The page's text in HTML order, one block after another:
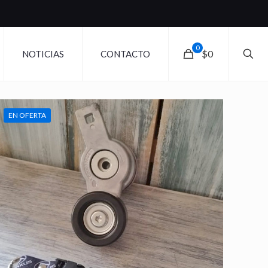
NOTICIAS CONTACTO
0
$0
EN OFERTA